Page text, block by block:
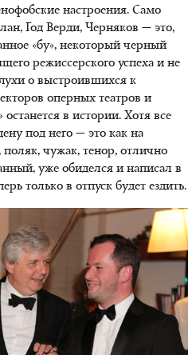
настроения. Само
Год Верди, Черняков — это,
«бу», некоторый черный
режиссерского успеха и не
о выстроившихся к
оперных театров и
в истории. Хотя все
под него — это как на
чужак, тенор, отлично
уже обиделся и написал в
только в отпуск будет ездить.